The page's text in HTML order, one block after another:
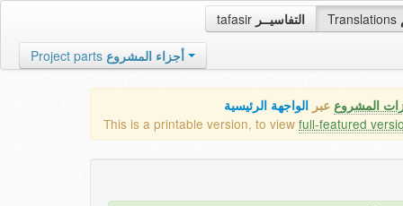
tafasir التفاسيــر Translations
Project parts أجزاء المشروع
المشروع عبر الواجهة الرئيسية
This is a printable version, to view full-featured